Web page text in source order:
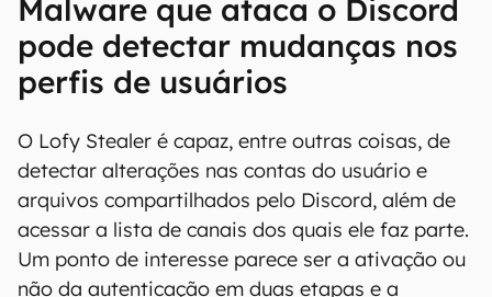
Malware que ataca o Discord
pode detectar mudanças nos
perfis de usuários
O Lofy Stealer é capaz, entre outras coisas, de
detectar alterações nas contas do usuário e
arquivos compartilhados pelo Discord, além de
acessar a lista de canais dos quais ele faz parte.
Um ponto de interesse parece ser a ativação ou
não da autenticação em duas etapas e a